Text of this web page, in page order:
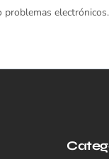
problemas electrónicos.